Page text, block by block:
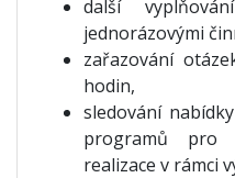
další
jednorázovými
zařazování
hodin,
sledování
programů pro
realizace v rámci